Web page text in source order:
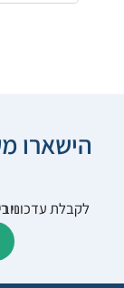
הישארו
לקבלת